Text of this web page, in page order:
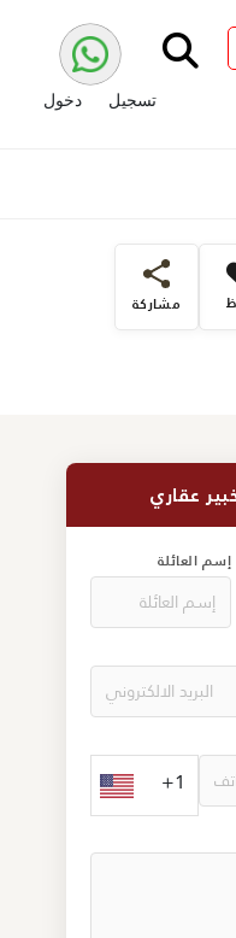
تسجيل دخول
مشاركة
عقاري
إسم العائلة
+1